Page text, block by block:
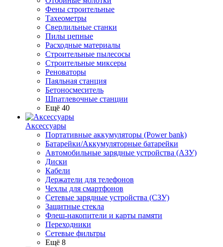
Фены строительные
Тахеометры
Сверлильные станки
Пилы цепные
Расходные материалы
Строительные пылесосы
Строительные миксеры
Реноваторы
Паяльная станция
Бетоносмеситель
Шпатлевочные станции
Ещё 40
Аксессуары
Портативные аккумуляторы (Power bank)
Батарейки/Аккумуляторные батарейки
Автомобильные зарядные устройства (АЗУ)
Диски
Кабели
Держатели для телефонов
Чехлы для смартфонов
Сетевые зарядные устройства (СЗУ)
Защитные стекла
Флеш-накопители и карты памяти
Переходники
Сетевые фильтры
Ещё 8